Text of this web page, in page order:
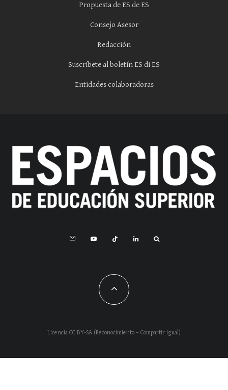
Propuesta de ES de ES
Consejo Asesor
Redacción
Suscríbete al boletín ES di ES
Entidades colaboradoras
Licencia CC BY-SA (Reconocimiento – Compartir igual)